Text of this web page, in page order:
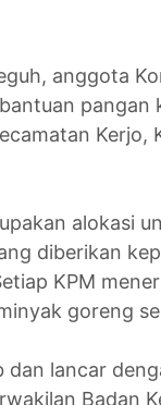
anggota
pangan
Kerjo,
alokasi
diberikan
KPM
goreng
lancar
Badan